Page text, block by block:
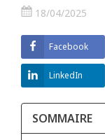
18/04/2025
Facebook
LinkedIn
SOMMAIRE